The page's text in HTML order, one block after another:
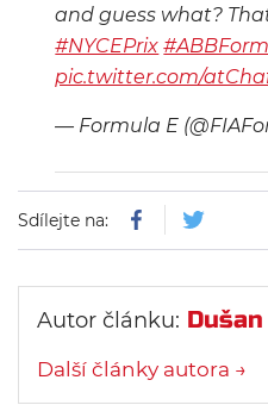
and guess what?
#NYCEPrix
pic.twitter.com/
— Formula E
Sdílejte na:
Autor článku:
Další články autora →